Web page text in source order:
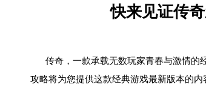
快来见证传
传奇，一款承载无数玩家青春与激情的
攻略将为您提供这款经典游戏最新版本的